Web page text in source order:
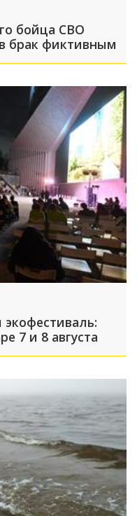
бойца СВО
брак фиктивным
7 и 8 августа